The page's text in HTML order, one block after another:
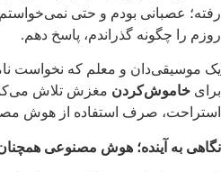
رفته؛ عصبانی بودم و حتی نمی‌خواستم
روزم را چگونه گذراندم، پاسخ دهم.
یک موسیقی‌دان و معلم که نخواست
برای خاموش‌کردن مغزش تلاش
استراحت، صرف استفاده از هوش
نگاهی به آینده؛ هوش مصنوعی